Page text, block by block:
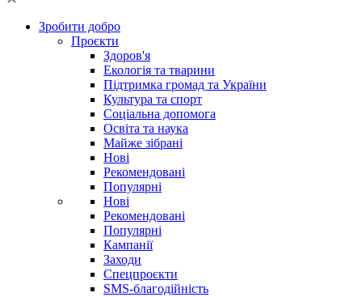
Зробити добро
Проєкти
Здоров'я
Екологія та тварини
Підтримка громад та України
Культура та спорт
Соціальна допомога
Освіта та наука
Майже зібрані
Нові
Рекомендовані
Популярні
Нові
Рекомендовані
Популярні
Кампанії
Заходи
Спецпроєкти
SMS-благодійність